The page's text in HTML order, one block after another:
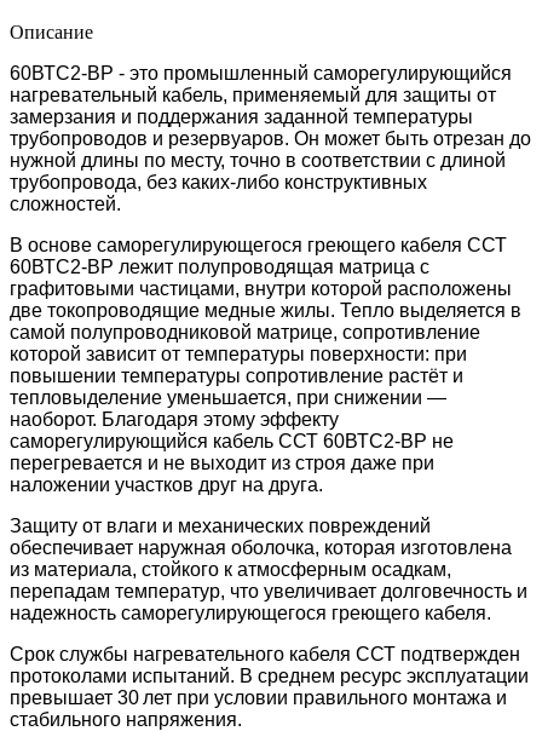
Описание
60ВТС2-ВР - это промышленный саморегулирующийся
нагревательный кабель, применяемый для защиты от
замерзания и поддержания заданной температуры
трубопроводов и резервуаров. Он может быть отрезан до
нужной длины по месту, точно в соответствии с длиной
трубопровода, без каких-либо конструктивных
сложностей.
В основе саморегулирующегося греющего кабеля ССТ
60ВТС2-ВР лежит полупроводящая матрица с
графитовыми частицами, внутри которой расположены
две токопроводящие медные жилы. Тепло выделяется в
самой полупроводниковой матрице, сопротивление
которой зависит от температуры поверхности: при
повышении температуры сопротивление растёт и
тепловыделение уменьшается, при снижении —
наоборот. Благодаря этому эффекту
саморегулирующийся кабель ССТ 60ВТС2-ВР не
перегревается и не выходит из строя даже при
наложении участков друг на друга.
Защиту от влаги и механических повреждений
обеспечивает наружная оболочка, которая изготовлена
из материала, стойкого к атмосферным осадкам,
перепадам температур, что увеличивает долговечность и
надежность саморегулирующегося греющего кабеля.
Срок службы нагревательного кабеля ССТ подтвержден
протоколами испытаний. В среднем ресурс эксплуатации
превышает 30 лет при условии правильного монтажа и
стабильного напряжения.